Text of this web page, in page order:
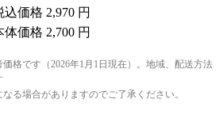
込価格 2,970 円
体価格 2,700 円
格です（2026年1月1日現在）。地域、配送方法
る場合がありますのでご了承ください。